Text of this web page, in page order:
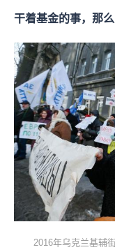
干着基金的事，那
2016年乌克兰基辅